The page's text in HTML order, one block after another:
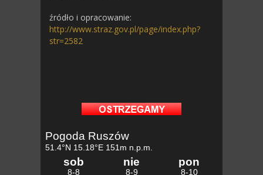
źródło i opracowanie:
http://www.straz.gov.pl/page/index.php?
str=2582